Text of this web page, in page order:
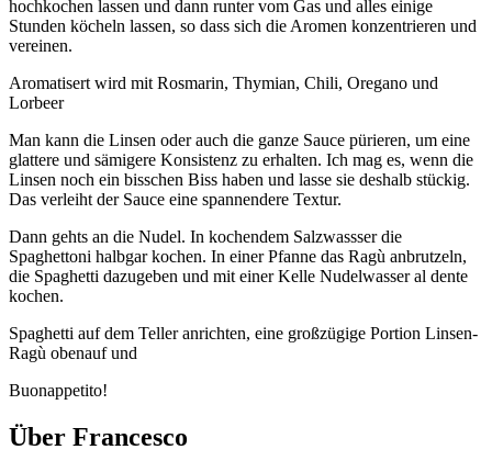
hochkochen lassen und dann runter vom Gas und alles einige
Stunden köcheln lassen, so dass sich die Aromen konzentrieren und
vereinen.
Aromatisert wird mit Rosmarin, Thymian, Chili, Oregano und
Lorbeer
Man kann die Linsen oder auch die ganze Sauce pürieren, um eine
glattere und sämigere Konsistenz zu erhalten. Ich mag es, wenn die
Linsen noch ein bisschen Biss haben und lasse sie deshalb stückig.
Das verleiht der Sauce eine spannendere Textur.
Dann gehts an die Nudel. In kochendem Salzwassser die
Spaghettoni halbgar kochen. In einer Pfanne das Ragù anbrutzeln,
die Spaghetti dazugeben und mit einer Kelle Nudelwasser al dente
kochen.
Spaghetti auf dem Teller anrichten, eine großzügige Portion Linsen-
Ragù obenauf und
Buonappetito!
Über Francesco